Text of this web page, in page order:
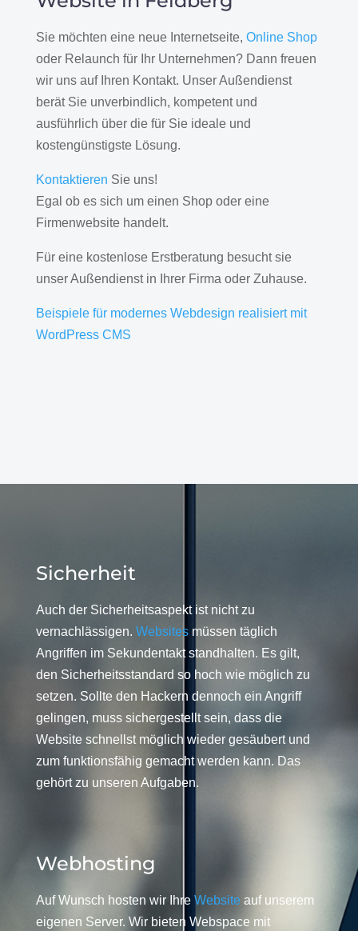
Sie möchten eine neue Internetseite, Online Shop
oder Relaunch für Ihr Unternehmen? Dann freuen
wir uns auf Ihren Kontakt. Unser Außendienst
berät Sie unverbindlich, kompetent und
ausführlich über die für Sie ideale und
kostengünstigste Lösung.
Kontaktieren Sie uns!
Egal ob es sich um einen Shop oder eine
Firmenwebsite handelt.
Für eine kostenlose Erstberatung besucht sie
unser Außendienst in Ihrer Firma oder Zuhause.
Beispiele für modernes Webdesign realisiert mit
WordPress CMS
Sicherheit
Auch der Sicherheitsaspekt ist nicht zu
vernachlässigen. Websitesmüssen täglich
Angriffen im Sekundentakt standhalten. Es gilt,
den Sicherheitsstandard so hoch wie möglich zu
setzen. Sollte den Hackern dennoch ein Angriff
gelingen, muss sichergestellt sein, dass die
Website schnellst möglich wieder gesäubert und
zum funktionsfähig gemacht werden kann. Das
gehört zu unseren Aufgaben.
Webhosting
Auf Wunsch hosten wir Ihre Website auf unserem
eigenen Server. Wir bieten Webspace mit